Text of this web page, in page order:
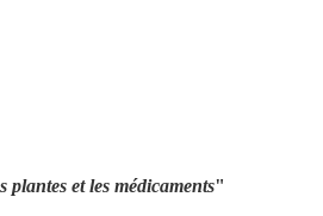
plantes et les médicaments"